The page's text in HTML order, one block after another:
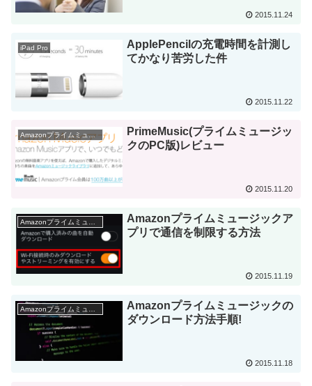
2015.11.24
iPad Pro
ApplePencilの充電時間を計測し
てかなり苦労した件
2015.11.22
Amazonプライムミュージック
PrimeMusic(プライムミュージッ
クのPC版)レビュー
2015.11.20
Amazonプライムミュージックア
プリで通信を制限する方法
2015.11.19
Amazonプライムミュージックの
ダウンロード方法手順!
2015.11.18